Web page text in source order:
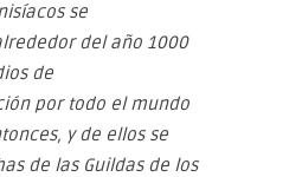
se
del año 1000
de
por todo el mundo
y de ellos se
de las Guildas de los